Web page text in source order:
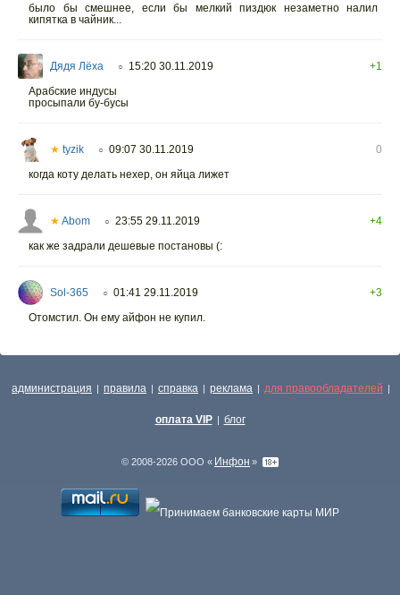
было бы смешнее, если бы мелкий пиздюк незаметно налил
кипятка в чайник...
Дядя Лёха ○ 15:20 30.11.2019
+1
Арабские индусы
просыпали бу-бусы
★ tyzik ○ 09:07 30.11.2019
0
когда коту делать нехер, он яйца лижет
★ Abom ○ 23:55 29.11.2019
+4
как же задрали дешевые постановы (:
Sol-365 ○ 01:41 29.11.2019
+3
Отомстил. Он ему айфон не купил.
администрация | правила | справка | реклама | для правообладателей |
оплата VIP | блог
© 2008-2026 ООО « Инфон »